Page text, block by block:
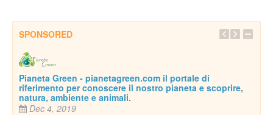
SPONSORED
Green - pianetagreen.com il portale di
per conoscere il nostro pianeta e scoprire,
ambiente e animali.
Dec 4, 2019